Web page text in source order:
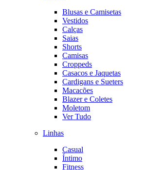
Blusas e Camisetas
Vestidos
Calças
Saias
Shorts
Camisas
Croppeds
Casacos e Jaquetas
Cardigans e Sueters
Macacões
Blazer e Coletes
Moletom
Ver Tudo
Linhas
Casual
Íntimo
Fitness